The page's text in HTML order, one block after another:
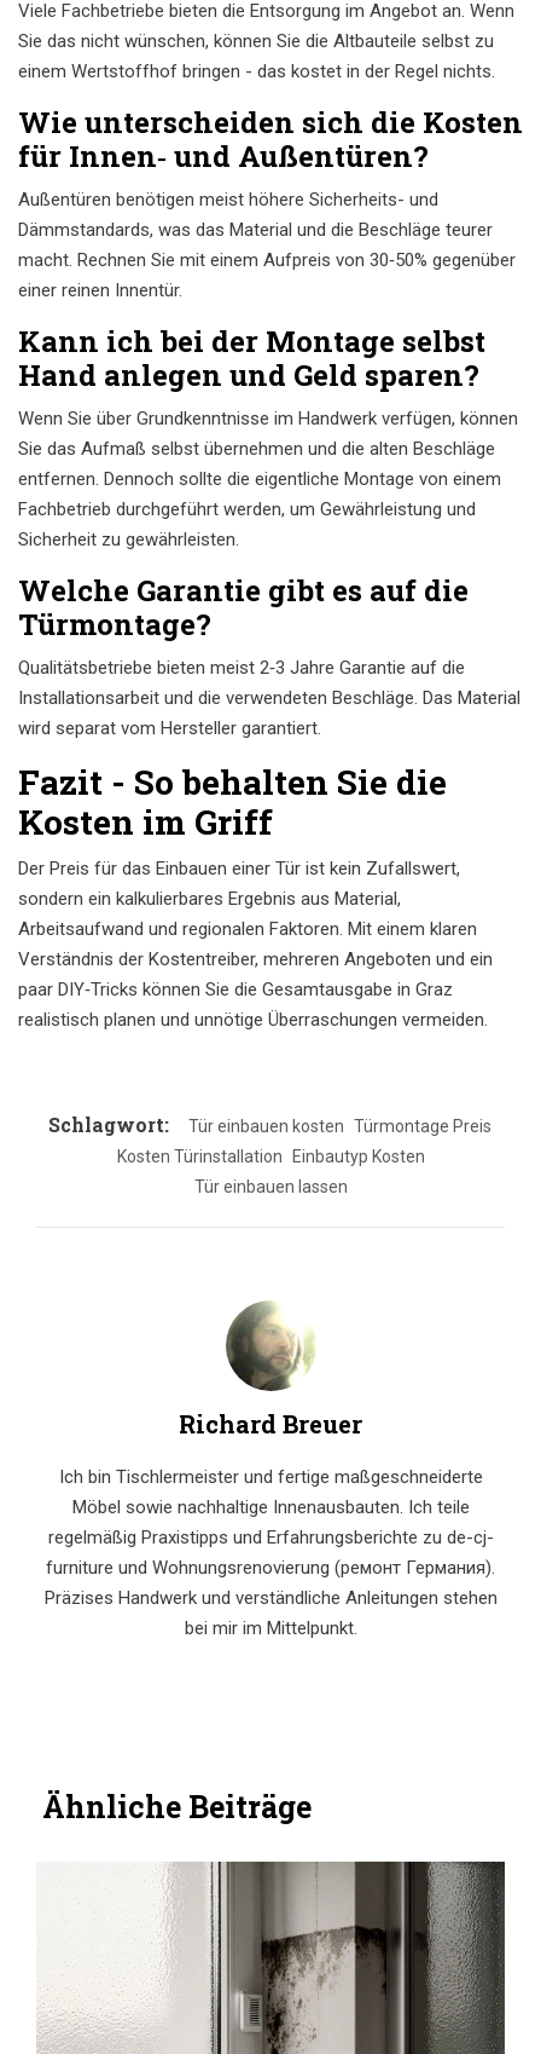
Viele Fachbetriebe bieten die Entsorgung im Angebot an. Wenn
Sie das nicht wünschen, können Sie die Altbauteile selbst zu
einem Wertstoffhof bringen - das kostet in der Regel nichts.
Wie unterscheiden sich die Kosten
für Innen‑ und Außentüren?
Außentüren benötigen meist höhere Sicherheits- und
Dämmstandards, was das Material und die Beschläge teurer
macht. Rechnen Sie mit einem Aufpreis von 30‑50% gegenüber
einer reinen Innentür.
Kann ich bei der Montage selbst
Hand anlegen und Geld sparen?
Wenn Sie über Grundkenntnisse im Handwerk verfügen, können
Sie das Aufmaß selbst übernehmen und die alten Beschläge
entfernen. Dennoch sollte die eigentliche Montage von einem
Fachbetrieb durchgeführt werden, um Gewährleistung und
Sicherheit zu gewährleisten.
Welche Garantie gibt es auf die
Türmontage?
Qualitätsbetriebe bieten meist 2‑3 Jahre Garantie auf die
Installationsarbeit und die verwendeten Beschläge. Das Material
wird separat vom Hersteller garantiert.
Fazit - So behalten Sie die
Kosten im Griff
Der Preis für das Einbauen einer Tür ist kein Zufallswert,
sondern ein kalkulierbares Ergebnis aus Material,
Arbeitsaufwand und regionalen Faktoren. Mit einem klaren
Verständnis der Kostentreiber, mehreren Angeboten und ein
paar DIY‑Tricks können Sie die Gesamtausgabe in Graz
realistisch planen und unnötige Überraschungen vermeiden.
Schlagwort: Tür einbauen kosten Türmontage Preis
Kosten Türinstallation
Einbautyp Kosten
Tür einbauen lassen
Richard Breuer
Ich bin Tischlermeister und fertige maßgeschneiderte
Möbel sowie nachhaltige Innenausbauten. Ich teile
regelmäßig Praxistipps und Erfahrungsberichte zu de-cj-
furniture und Wohnungsrenovierung (ремонт Германия).
Präzises Handwerk und verständliche Anleitungen stehen
bei mir im Mittelpunkt.
Ähnliche Beiträge